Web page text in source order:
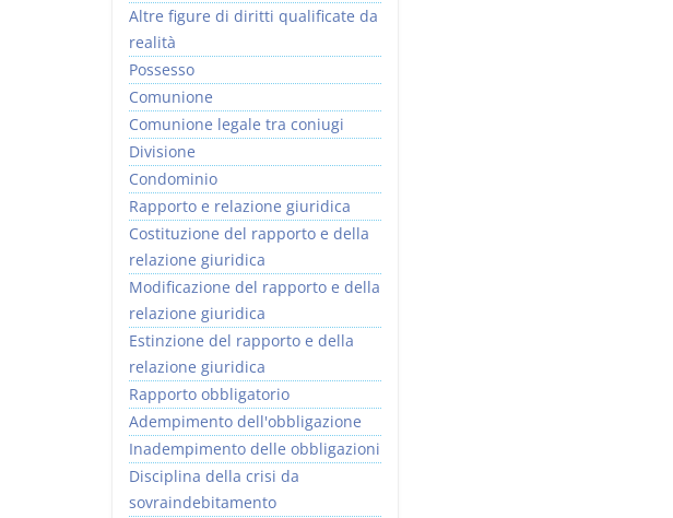
Altre figure di diritti qualificate da
realità
Possesso
Comunione
Comunione legale tra coniugi
Divisione
Condominio
Rapporto e relazione giuridica
Costituzione del rapporto e della
relazione giuridica
Modificazione del rapporto e della
relazione giuridica
Estinzione del rapporto e della
relazione giuridica
Rapporto obbligatorio
Adempimento dell'obbligazione
Inadempimento delle obbligazioni
Disciplina della crisi da
sovraindebitamento